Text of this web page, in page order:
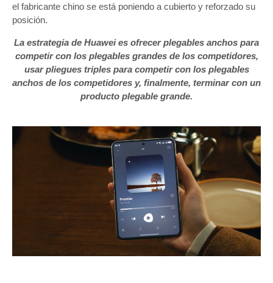
el fabricante chino se está poniendo a cubierto y reforzado su
posición.
La estrategia de Huawei es ofrecer plegables anchos para
competir con los plegables grandes de los competidores,
usar pliegues triples para competir con los plegables
anchos de los competidores y, finalmente, terminar con un
producto plegable grande.